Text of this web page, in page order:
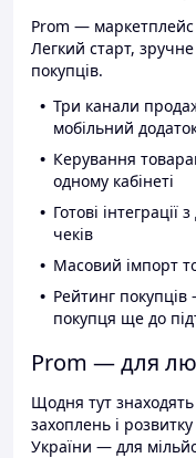
Prom — маркетплейс
Легкий старт,
покупців.
Три канали
мобільний
Керування
одному кабінеті
Готові
чеків
Масовий імпорт
Рейтинг
покупця ще до
Prom — для
Щодня тут
захоплень і
України — для